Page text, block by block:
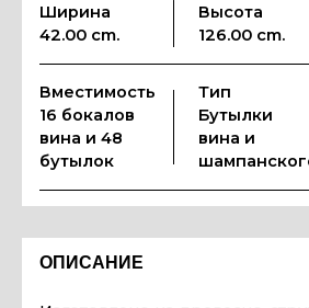
Ширина
42.00 cm.
Высота
126.00 cm.
Вместимость
16 бокалов
вина и 48
бутылок
Тип
Бутылки
вина и
ОПИСАНИЕ